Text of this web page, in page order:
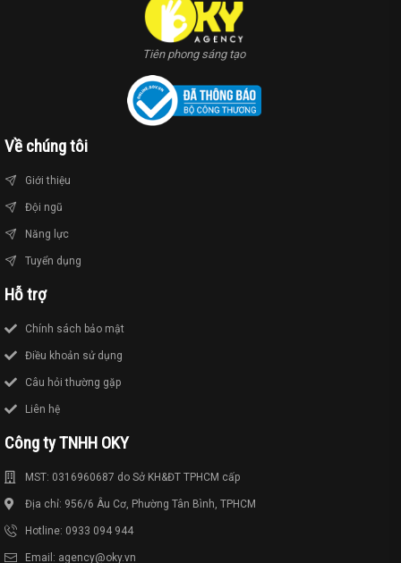
Tiên phong sáng tạo
Về chúng tôi
Giới thiệu
Đội ngũ
Năng lực
Tuyển dụng
Hỗ trợ
Chính sách bảo mật
Điều khoản sử dụng
Câu hỏi thường gặp
Liên hệ
Công ty TNHH OKY
MST: 0316960687 do Sở KH&ĐT TPHCM cấp
Địa chỉ: 956/6 Âu Cơ, Phường Tân Bình, TPHCM
Hotline: 0933 094 944
Email: agency@oky.vn